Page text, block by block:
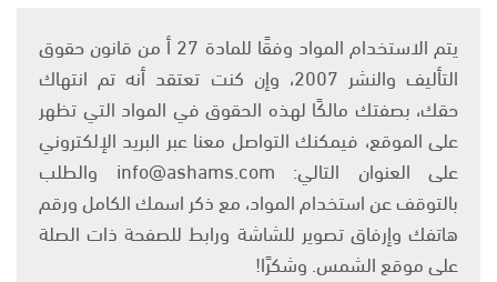
يتم الاستخدام المواد وفقًا للمادة 27 أ من قانون حقوق
التأليف والنشر 2007، وإن كنت تعتقد أنه تم انتهاك
حقك، بصفتك مالكًا لهذه الحقوق في المواد التي تظهر
على الموقع، فيمكنك التواصل معنا عبر البريد الإلكتروني
على العنوان التالي: info@ashams.com والطلب
بالتوقف عن استخدام المواد، مع ذكر اسمك الكامل ورقم
هاتفك وإرفاق تصوير للشاشة ورابط للصفحة ذات الصلة
على موقع الشمس. وشكرًا!